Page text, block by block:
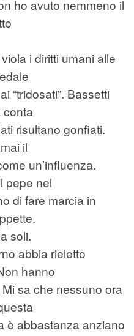
ho avuto nemmeno il
i diritti umani alle
“tridosati”. Bassetti
conta
risultano gonfiati.
il
un’influenza.
pepe nel
di fare marcia in
soli.
abbia rieletto
hanno
sa che nessuno ora
è abbastanza anziano